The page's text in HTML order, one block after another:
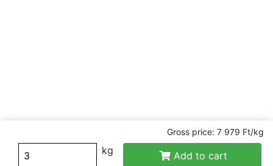
Gross price: 7 979 Ft/kg
kg Add to cart